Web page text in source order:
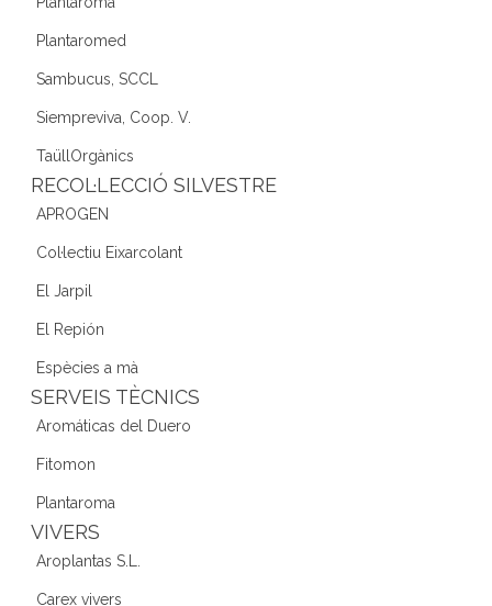
Plantaromed
Sambucus, SCCL
Siempreviva, Coop. V.
TaüllOrgànics
RECOL·LECCIÓ SILVESTRE
APROGEN
Col·lectiu Eixarcolant
El Jarpil
El Repión
Espècies a mà
SERVEIS TÈCNICS
Aromáticas del Duero
Fitomon
Plantaroma
VIVERS
Aroplantas S.L.
Carex vivers